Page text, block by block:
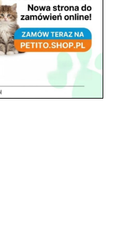
Sklep Zoologiczny
Pupila | ZooNemo